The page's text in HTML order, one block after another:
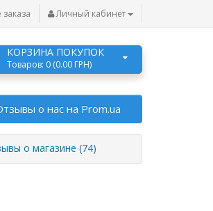
Личный кабинет
КОРЗИНА ПОКУПОК
Товаров: 0 (0.00 ГРН)
о нас на Prom.ua
о магазине (74)